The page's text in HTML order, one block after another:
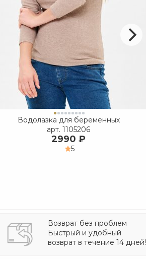
Водолазка для беременных
арт. 1105206
2990 ₽
5
Возврат без проблем
Быстрый и удобный
возврат в течение 14 дней!